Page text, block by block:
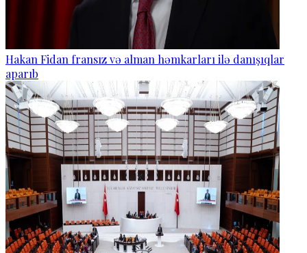
Hakan Fidan fransız və alman həmkarları ilə danışıqlar
aparıb